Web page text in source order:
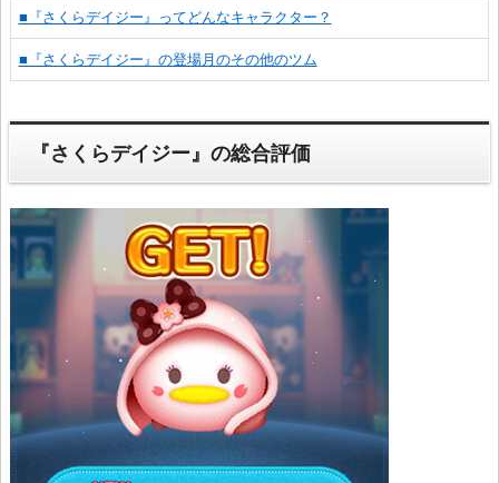
■『さくらデイジー』ってどんなキャラクター？
■『さくらデイジー』の登場月のその他のツム
『さくらデイジー』の総合評価